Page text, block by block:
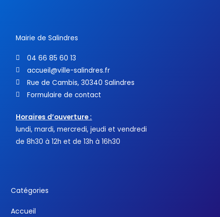
Mairie de Salindres
04 66 85 60 13
accueil@ville-salindres.fr
Rue de Cambis, 30340 Salindres
Formulaire de contact
Horaires d’ouverture :
lundi, mardi, mercredi, jeudi et vendredi
de 8h30 à 12h et de 13h à 16h30
Catégories
Accueil